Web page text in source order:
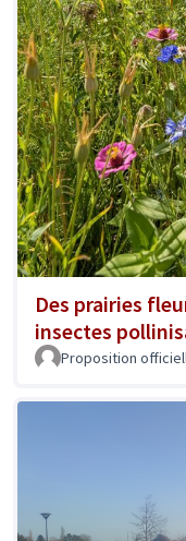
Des prairies
insectes
Proposition